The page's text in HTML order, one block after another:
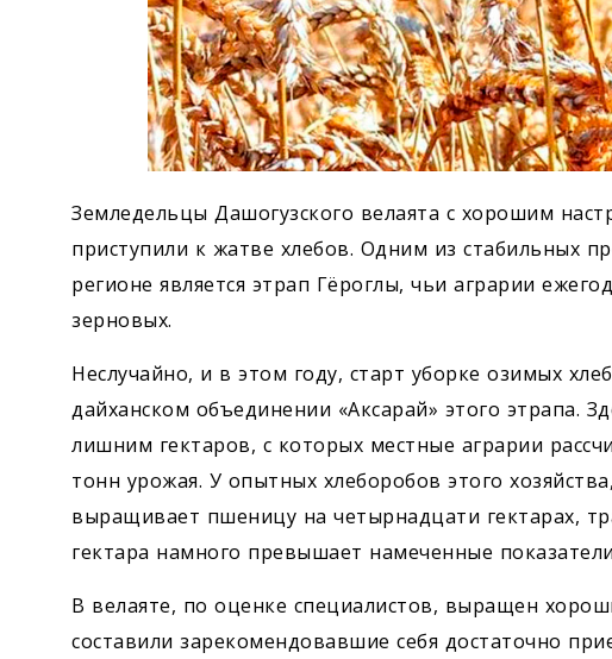
Земледельцы Дашогузского велаята с хорошим
приступили к жатве хлебов. Одним из стабильных
регионе является этрап Гёроглы, чьи аграрии
зерновых.
Неслучайно, и в этом году, старт уборке озимых
дайханском объединении «Аксарай» этого этрапа.
лишним гектаров, с которых местные аграрии
тонн урожая. У опытных хлеборобов этого
выращивает пшеницу на четырнадцати гектарах,
гектара намного превышает намеченные
В велаяте, по оценке специалистов, выращен
составили зарекомендовавшие себя достаточно